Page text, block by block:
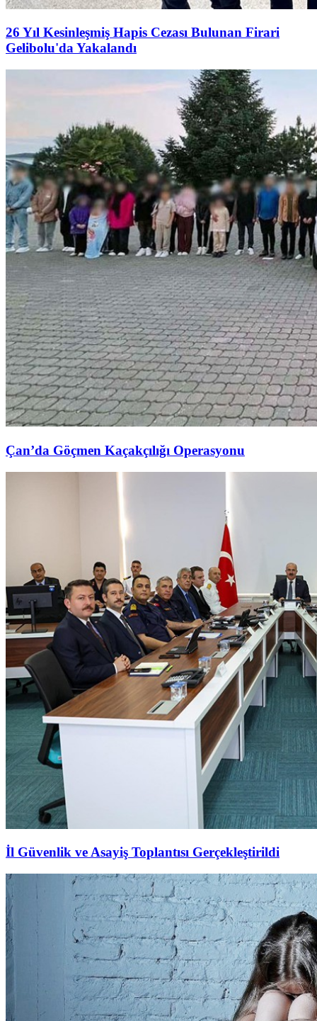
26 Yıl Kesinleşmiş Hapis Cezası Bulunan Firari
Gelibolu'da Yakalandı
Çan’da Göçmen Kaçakçılığı Operasyonu
İl Güvenlik ve Asayiş Toplantısı Gerçekleştirildi